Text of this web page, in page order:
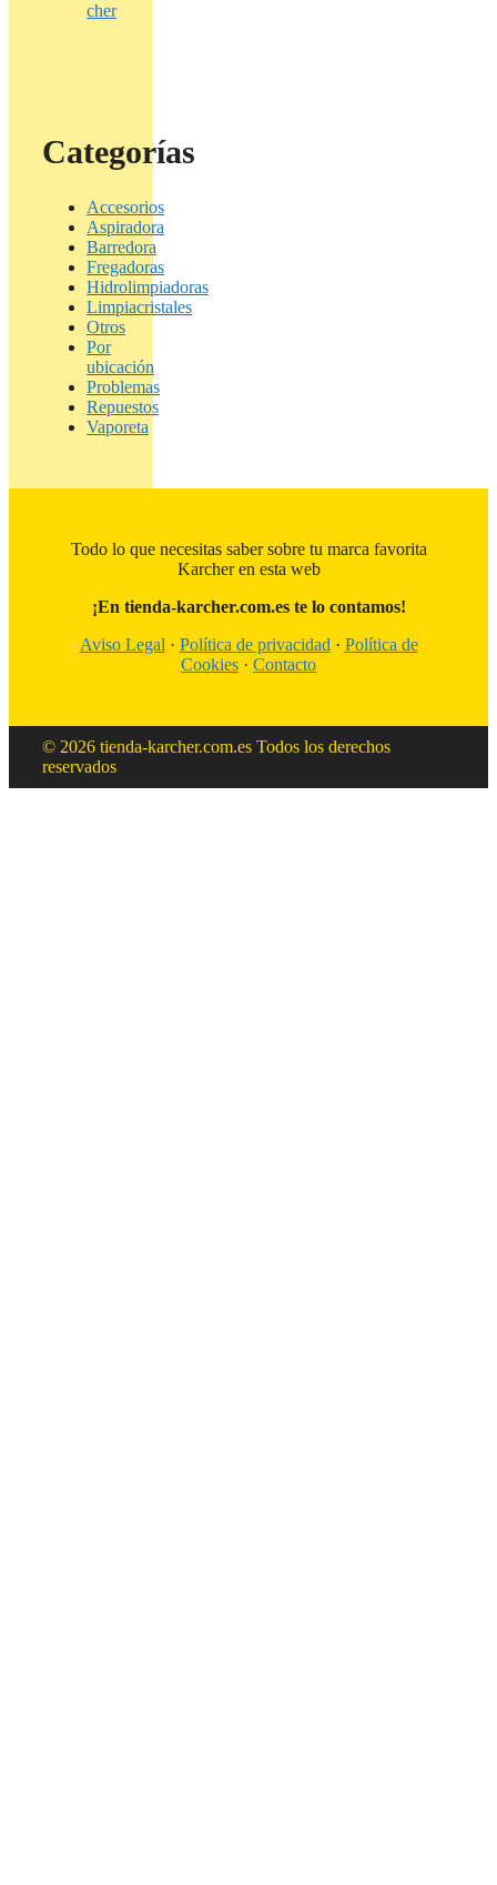
cher
Categorías
Accesorios
Aspiradora
Barredora
Fregadoras
Hidrolimpiadoras
Limpiacristales
Otros
Por
ubicación
Problemas
Repuestos
Vaporeta
Todo lo que necesitas saber sobre tu marca favorita
Karcher en esta web
¡En tienda-karcher.com.es te lo contamos!
Aviso Legal · Política de privacidad · Política de
Cookies · Contacto
© 2026 tienda-karcher.com.es Todos los derechos
reservados